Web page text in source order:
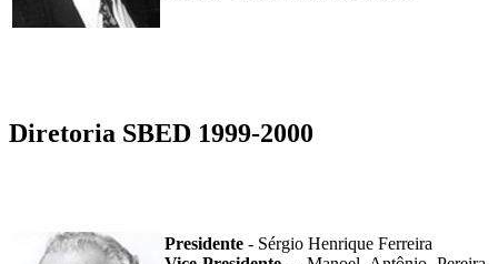
Diretoria SBED 1999-2000
Presidente - Sérgio Henrique Ferreira